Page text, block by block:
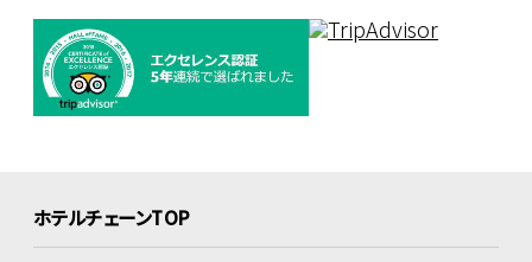
ホテルチェーンTOP